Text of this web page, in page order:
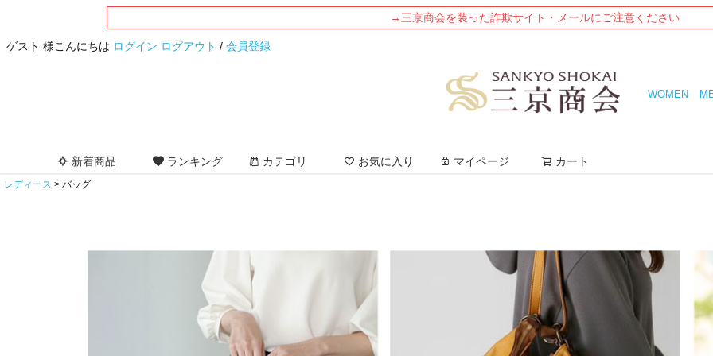
→三京商会を装った詐欺サイト・メールにご注意ください
ゲスト 様こんにちは ログイン ログアウト / 会員登録
WOMEN
新着商品 ランキング カテゴリ お気に入り マイページ カート
レディース バッグ